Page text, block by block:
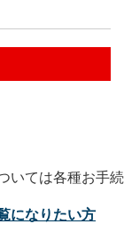
になりたい方